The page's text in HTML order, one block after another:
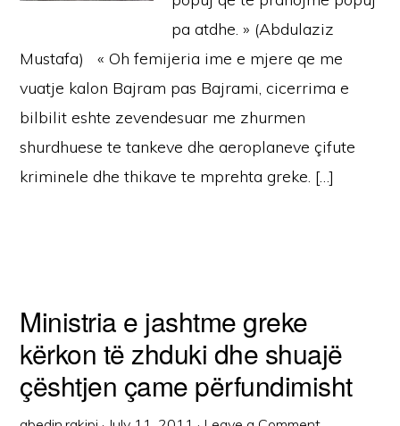
pa atdhe. » (Abdulaziz
Mustafa) « Oh femijeria ime e mjere qe me
vuatje kalon Bajram pas Bajrami, cicerrima e
bilbilit eshte zevendesuar me zhurmen
shurdhuese te tankeve dhe aeroplaneve çifute
kriminele dhe thikave te mprehta greke. […]
Ministria e jashtme greke
kërkon të zhduki dhe shuajë
çështjen çame përfundimisht